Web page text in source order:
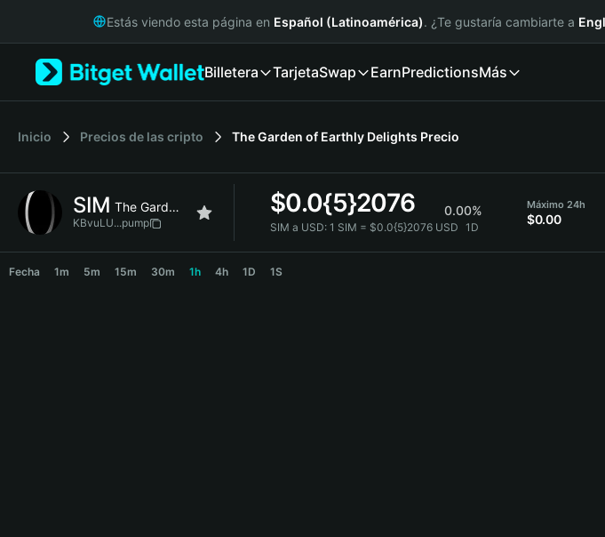
Русский
Italiano
简体中文
繁體中文
Bahasa Indonesia
Estás viendo esta página en Español (Latinoamérica). ¿Te gustaría cambiarte a
Billetera TarjetaSwap EarnPredictionsMás
Inicio Precios de las cripto The Garden of Earthly Delights Precio
SIM The Garden of Earthly Delights
KBvuLU...pump
$0.0{5}2076 0.00%
SIM a USD: 1 SIM = $0.0{5}2076 USD 1D
Máximo 24h
$0.00
Fecha 1m 5m 15m 30m 1h 4h 1D 1S